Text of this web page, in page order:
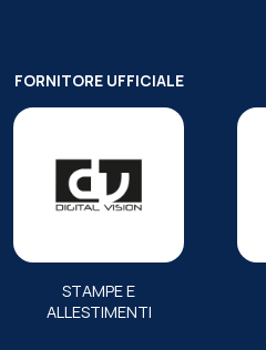
FORNITORE UFFICIALE
STAMPE E
ALLESTIMENTI